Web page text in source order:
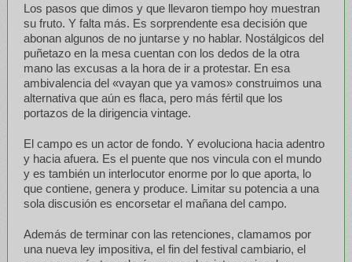
Los pasos que dimos y que llevaron tiempo hoy muestran
su fruto. Y falta más. Es sorprendente esa decisión que
abonan algunos de no juntarse y no hablar. Nostálgicos del
puñetazo en la mesa cuentan con los dedos de la otra
mano las excusas a la hora de ir a protestar. En esa
ambivalencia del «vayan que ya vamos» construimos una
alternativa que aún es flaca, pero más fértil que los
portazos de la dirigencia vintage.
El campo es un actor de fondo. Y evoluciona hacia adentro
y hacia afuera. Es el puente que nos vincula con el mundo
y es también un interlocutor enorme por lo que aporta, lo
que contiene, genera y produce. Limitar su potencia a una
sola discusión es encorsetar el mañana del campo.
Además de terminar con las retenciones, clamamos por
una nueva ley impositiva, el fin del festival cambiario, el